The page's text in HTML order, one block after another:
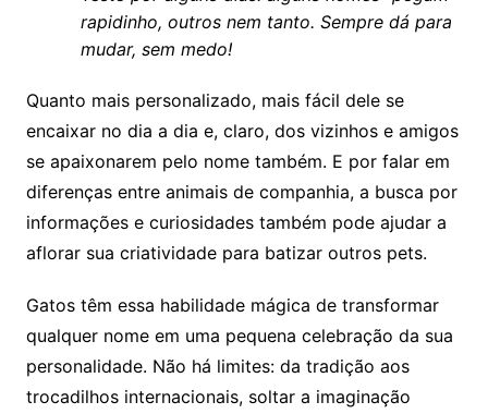
rapidinho, outros nem tanto. Sempre dá para
mudar, sem medo!
Quanto mais personalizado, mais fácil dele se
encaixar no dia a dia e, claro, dos vizinhos e amigos
se apaixonarem pelo nome também. E por falar em
diferenças entre animais de companhia, a busca por
informações e curiosidades também pode ajudar a
aflorar sua criatividade para batizar outros pets.
Gatos têm essa habilidade mágica de transformar
qualquer nome em uma pequena celebração da sua
personalidade. Não há limites: da tradição aos
trocadilhos internacionais, soltar a imaginação